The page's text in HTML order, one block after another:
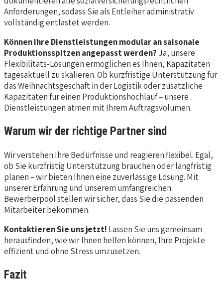
Anforderungen, sodass Sie als Entleiher administrativ
vollständig entlastet werden.
Können Ihre Dienstleistungen modular an saisonale
Produktionsspitzen angepasst werden? Ja, unsere
Flexibilitäts-Lösungen ermöglichen es Ihnen, Kapazitäten
tagesaktuell zu skalieren. Ob kurzfristige Unterstützung für
das Weihnachtsgeschäft in der Logistik oder zusätzliche
Kapazitäten für einen Produktionshochlauf – unsere
Dienstleistungen atmen mit Ihrem Auftragsvolumen.
Warum wir der richtige Partner sind
Wir verstehen Ihre Bedürfnisse und reagieren flexibel. Egal,
ob Sie kurzfristig Unterstützung brauchen oder langfristig
planen – wir bieten Ihnen eine zuverlässige Lösung. Mit
unserer Erfahrung und unserem umfangreichen
Bewerberpool stellen wir sicher, dass Sie die passenden
Mitarbeiter bekommen.
Kontaktieren Sie uns jetzt! Lassen Sie uns gemeinsam
herausfinden, wie wir Ihnen helfen können, Ihre Projekte
effizient und ohne Stress umzusetzen.
Fazit